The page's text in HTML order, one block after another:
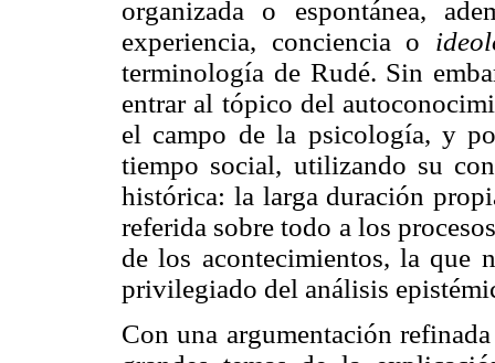
organizada o espontánea,
experiencia, conciencia o
terminología de Rudé. Sin
entrar al tópico del
el campo de la psicología, y
tiempo social, utilizando su
histórica: la larga duración
referida sobre todo a los
de los acontecimientos, la que
privilegiado del análisis
Con una argumentación